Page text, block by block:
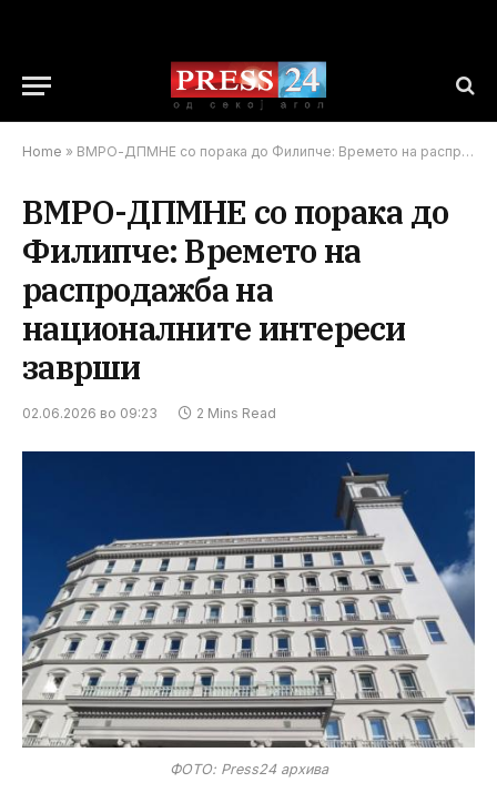
Home » ВМРО-ДПМНЕ со порака до Филипче: Времето на распродажба на националните интереси заврши
ВМРО-ДПМНЕ со порака до
Филипче: Времето на
распродажба на
националните интереси
заврши
02.06.2026 во 09:23 2 Mins Read
ФОТО: Press24 архива